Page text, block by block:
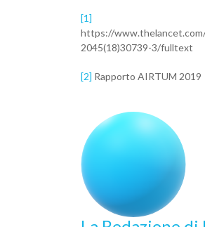
[1]
https://
2045(18)30739-3/fulltext
[2] Rapporto AIRTUM 2019